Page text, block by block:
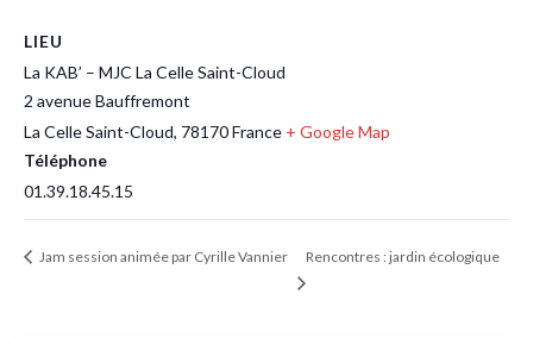
LIEU
La KAB’ – MJC La Celle Saint-Cloud
2 avenue Bauffremont
La Celle Saint-Cloud, 78170France + Google Map
Téléphone
01.39.18.45.15
Jam session animée par Cyrille Vannier Rencontres : jardin écologique